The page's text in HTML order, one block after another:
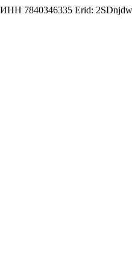
7840346335 Erid: